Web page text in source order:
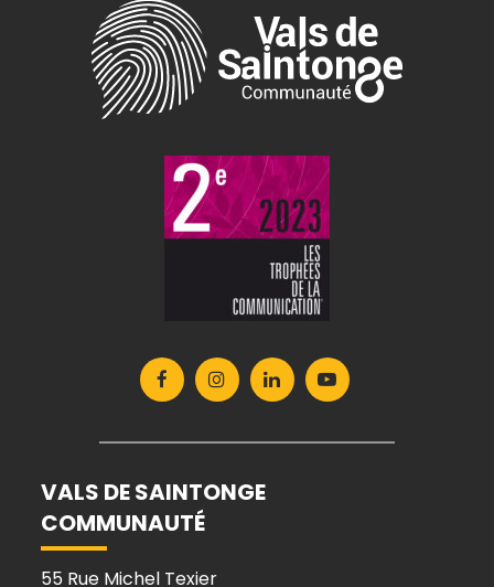
Lien
vers
Facebook
Lien
vers
Instagram
Lien
vers
Lien
vers
VALS DE SAINTONGE
COMMUNAUTÉ
55 Rue Michel Texier